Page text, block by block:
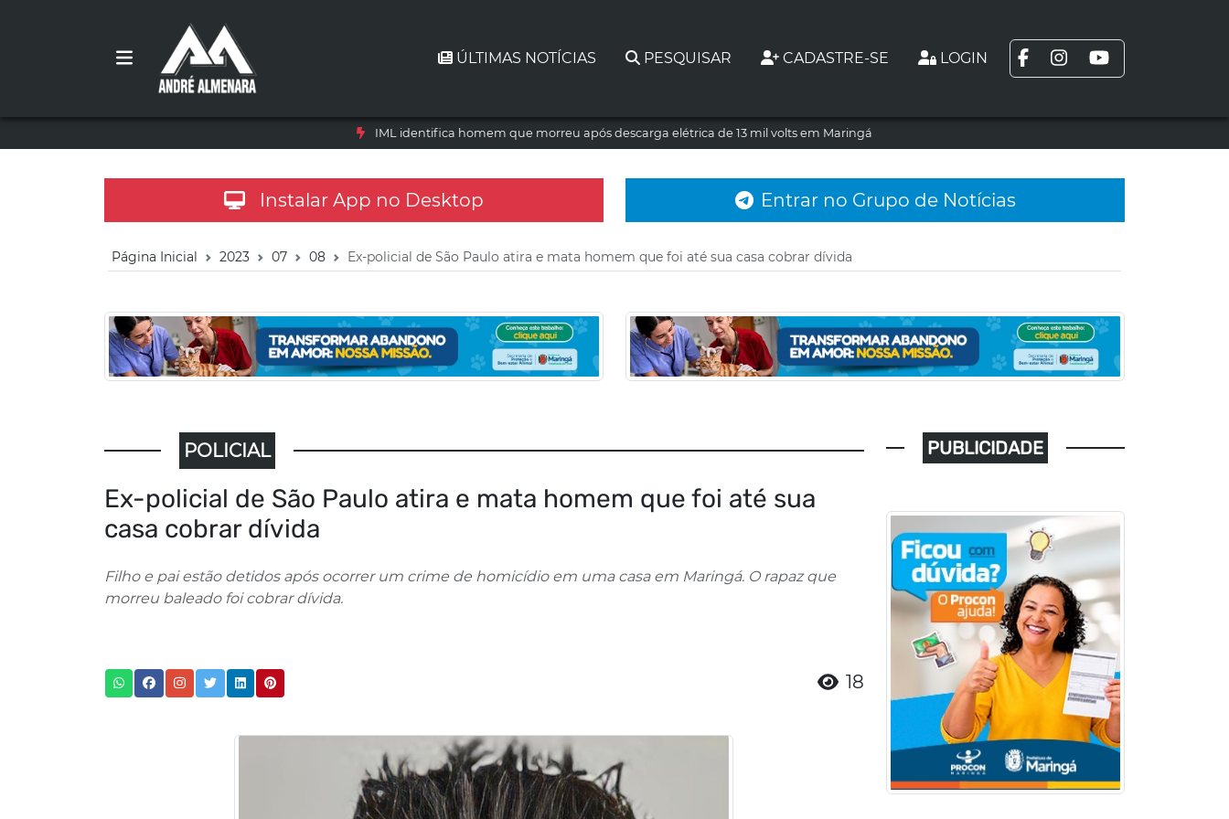
ÚLTIMAS NOTÍCIAS PESQUISAR CADASTRE-SE LOGIN
IML identifica homem que morreu após descarga elétrica de 13 mil volts em Maringá
Instalar App no Desktop Entrar no Grupo de Notícias
Página Inicial 2023 07 08 Ex-policial de São Paulo atira e mata homem que foi até sua casa cobrar dívida
POLICIAL
Ex-policial de São Paulo atira e mata homem que foi até sua
casa cobrar dívida
Filho e pai estão detidos após ocorrer um crime de homicídio em uma casa em Maringá. O rapaz que
morreu baleado foi cobrar dívida.
18
PUBLICIDADE